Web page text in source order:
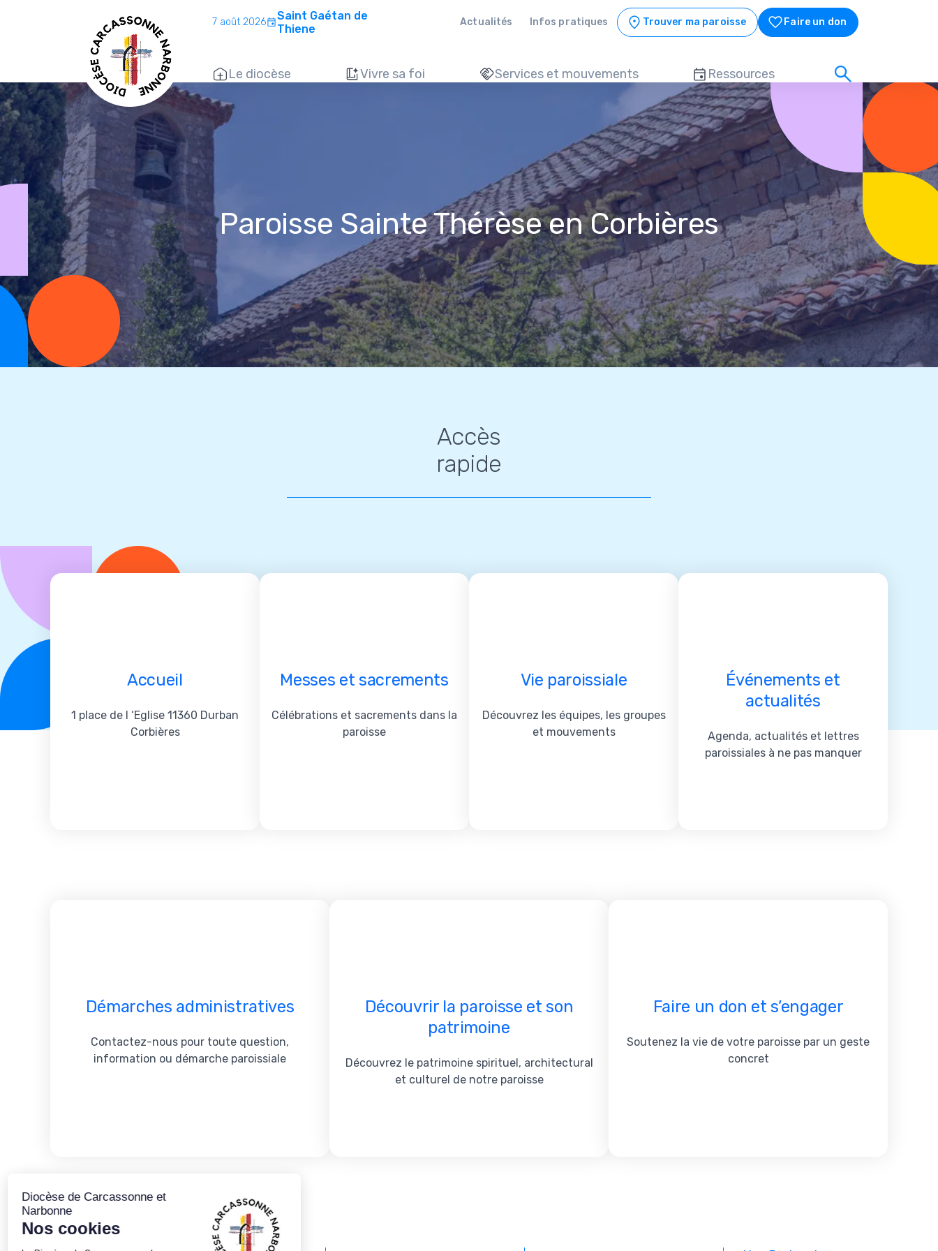
7 août 2026
Saint Gaétan de
Thiene
Actualités Infos pratiques Trouver ma paroisse Faire un don
Le diocèse Vivre sa foi Services et mouvements Ressources
Paroisse Sainte Thérèse en Corbières
Accès
rapide
Accueil
1 place de l ‘Eglise 11360 Durban
Corbières
Messes et sacrements
Célébrations et sacrements dans la
paroisse
Vie paroissiale
Découvrez les équipes, les groupes
et mouvements
Événements et
actualités
Agenda, actualités et lettres
paroissiales à ne pas manquer
Démarches administratives
Contactez-nous pour toute question,
information ou démarche paroissiale
Découvrir la paroisse et son
patrimoine
Découvrez le patrimoine spirituel, architectural
et culturel de notre paroisse
Faire un don et s’engager
Soutenez la vie de votre paroisse par un geste
concret